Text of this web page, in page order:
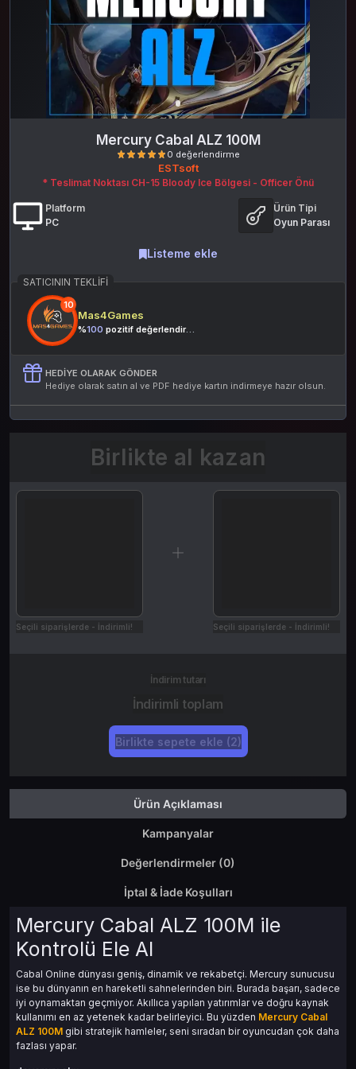
Mercury Cabal ALZ 100M
0 değerlendirme
ESTsoft
* Teslimat Noktası CH-15 Bloody Ice Bölgesi - Officer Önü
Platform
PC
Ürün Tipi
Oyun Parası
Listeme ekle
SATICININ TEKLIFI
10
Mas4Games
%100 pozitif değerlendirme
HEDIYE OLARAK GÖNDER
Hediye olarak satın al ve PDF hediye kartın indirmeye hazır olsun.
Birlikte al kazan
Seçili siparişlerde - İndirimli! Seçili siparişlerde - İndirimli!
İndirim tutarı
İndirimli toplam
Birlikte sepete ekle (2)
Ürün Açıklaması
Kampanyalar
Değerlendirmeler (0)
İptal & İade Koşulları
Mercury Cabal ALZ 100M ile
Kontrolü Ele Al
Cabal Online dünyası geniş, dinamik ve rekabetçi. Mercury sunucusu
ise bu dünyanın en hareketli sahnelerinden biri. Burada başarı, sadece
iyi oynamaktan geçmiyor. Akıllıca yapılan yatırımlar ve doğru kaynak
kullanımı en az yetenek kadar belirleyici. Bu yüzden Mercury Cabal
ALZ 100M gibi stratejik hamleler, seni sıradan bir oyuncudan çok daha
fazlası yapar.